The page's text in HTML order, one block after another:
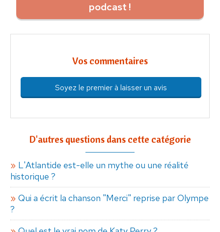
podcast !
Vos commentaires
Soyez le premier à laisser un avis
D'autres questions dans cette catégorie
L'Atlantide est-elle un mythe ou une réalité
historique ?
Qui a écrit la chanson "Merci" reprise par Olympe
?